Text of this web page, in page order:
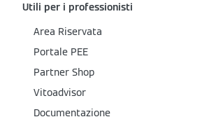
Utili per i professionisti
Area Riservata
Portale PEE
Partner Shop
Vitoadvisor
Documentazione